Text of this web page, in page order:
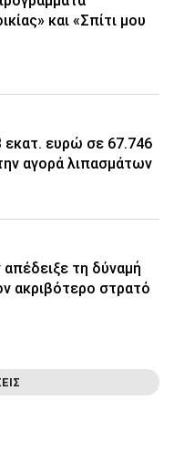
και «Σπίτι μου
εκατ. ευρώ σε 67.746
αγορά λιπασμάτων
απέδειξε τη δύναμή
ακριβότερο στρατό